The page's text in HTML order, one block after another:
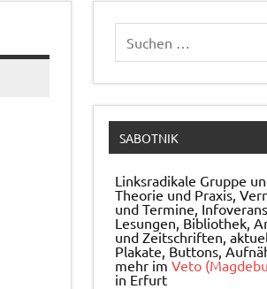
SABOTNIK
Linksradikale Gruppe
Theorie und Praxis,
und Ter­mi­ne,
Le­sun­gen, Bi­blio­thek,
und Zeit­schrif­ten,
Pla­ka­te, But­tons,
mehr imVeto
in Erfurt